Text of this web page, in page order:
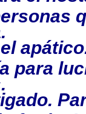
para